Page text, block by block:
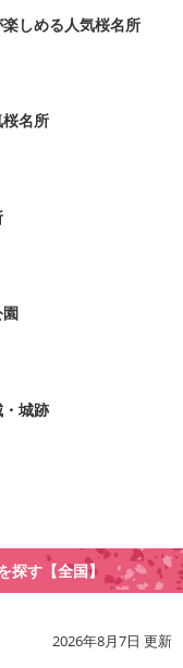
しめる人気桜名所
名所
城跡
探す【全国】
2026年8月7日 更新